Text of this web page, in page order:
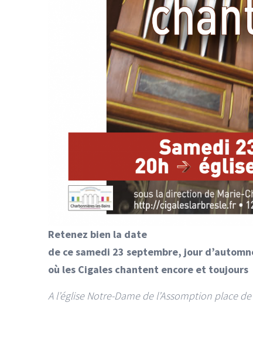
Retenez bien la date
de ce samedi 23 septembre, jour
où les Cigales chantent encore et toujours
A l’église Notre-Dame de l’Assomption place